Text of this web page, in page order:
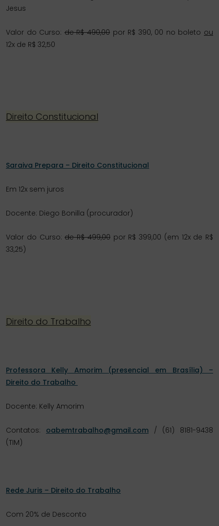
Jesus
Valor do Curso: de R$ 490,00por R$ 390, 00 no boleto ou
12x de R$ 32,50
Direito Constitucional
Saraiva Prepara – Direito Constitucional
Em 12x sem juros
Docente: Diego Bonilla (procurador)
Valor do Curso:de R$ 499,00por R$ 399,00 (em 12x de R$
33,25)
Direito do Trabalho
Professora Kelly Amorim (presencial em Brasília) –
Direito do Trabalho
Docente: Kelly Amorim
Contatos: oabemtrabalho@gmail.com / (61) 8181-9438
(TIM)
Rede Juris – Direito do Trabalho
Com 20% de Desconto